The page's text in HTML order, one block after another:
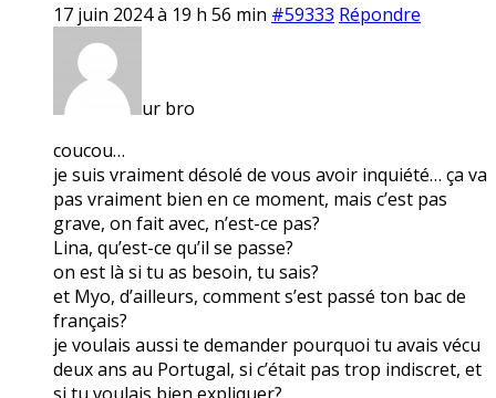
17 juin 2024 à 19 h 56 min #59333 Répondre
ur bro
coucou…
je suis vraiment désolé de vous avoir inquiété… ça va
pas vraiment bien en ce moment, mais c’est pas
grave, on fait avec, n’est-ce pas?
Lina, qu’est-ce qu’il se passe?
on est là si tu as besoin, tu sais?
et Myo, d’ailleurs, comment s’est passé ton bac de
français?
je voulais aussi te demander pourquoi tu avais vécu
deux ans au Portugal, si c’était pas trop indiscret, et